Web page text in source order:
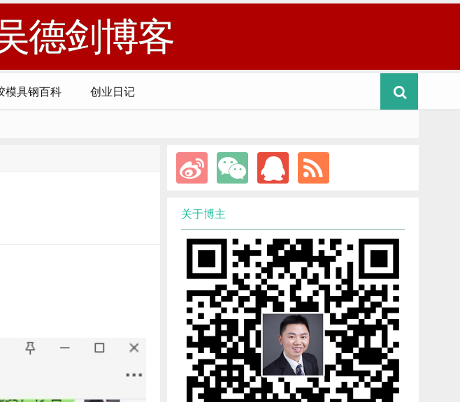
德剑博客
模具钢百科 创业日记
关于博主